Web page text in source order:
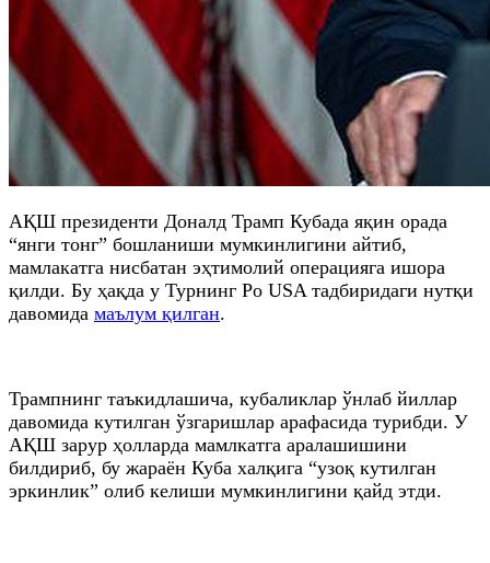
АҚШ президенти Доналд Трамп Кубада яқин орада
“янги тонг” бошланиши мумкинлигини айтиб,
мамлакатга нисбатан эҳтимолий операцияга ишора
қилди. Бу ҳақда у Турнинг Po USA тадбиридаги нутқи
давомида маълум қилган.
Трампнинг таъкидлашича, кубаликлар ўнлаб йиллар
давомида кутилган ўзгаришлар арафасида турибди. У
АҚШ зарур ҳолларда мамлкатга аралашишини
билдириб, бу жараён Куба халқига “узоқ кутилган
эркинлик” олиб келиши мумкинлигини қайд этди.